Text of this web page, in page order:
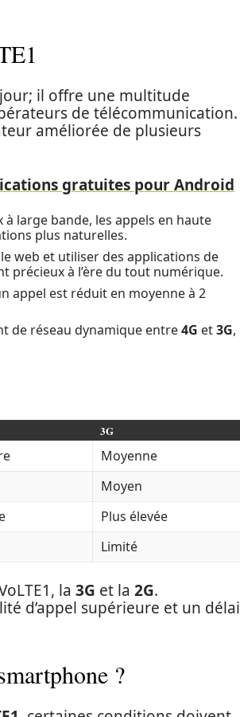
jour; il offre une multitude
de télécommunication.
améliorée de plusieurs
gratuites pour Android
large bande, les appels en haute
plus naturelles.
web et utiliser des applications de
précieux à l’ère du tout numérique.
appel est réduit en moyenne à 2
de réseau dynamique entre4G et3G,
3G
Moyenne
Moyen
Plus élevée
Limité
la 3G et la 2G.
d’appel supérieure et un délai
?